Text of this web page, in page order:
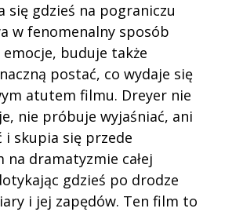
się gdzieś na pograniczu
w fenomenalny sposób
buduje także
postać, co wydaje się
atutem filmu. Dreyer nie
nie próbuje wyjaśniać, ani
i skupia się przede
na dramatyzmie całej
gdzieś po drodze
i jej zapędów. Ten film to